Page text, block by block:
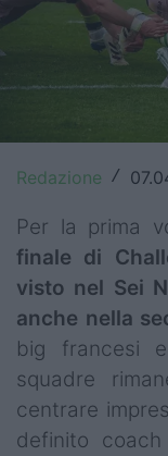
Top14
Premiership
Rugby World
Super Rugby
Rugby in TV
Mercato
Serie A Elite
Redazione /
Per la prima
finale di
visto nel Sei
anche nella
big francesi
squadre
centrare
definito coach